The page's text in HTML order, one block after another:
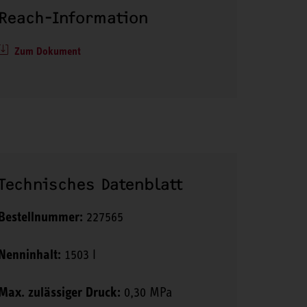
Information
Zum Dokument
Datenblatt
227565
1503 l
zulässiger Druck: 0,30 MPa